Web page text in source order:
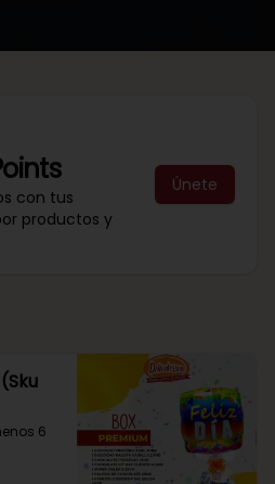
con tus
productos y
Únete
6